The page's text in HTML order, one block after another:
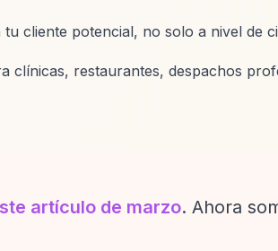
cliente potencial, no solo a nivel de
clínicas, restaurantes, despachos
artículo de marzo. Ahora